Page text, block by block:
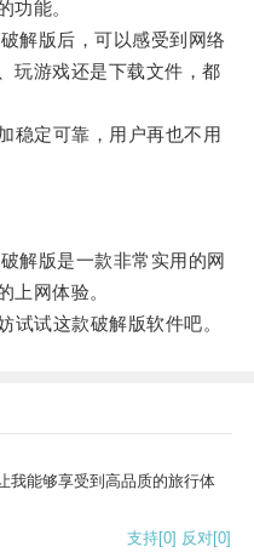
功能。
版后，可以感受到网络
玩游戏还是下载文件，都
定可靠，用户再也不用
版是一款非常实用的网
上网体验。
试这款破解版软件吧。
我能够享受到高品质的旅行体
支持[0] 反对[0]